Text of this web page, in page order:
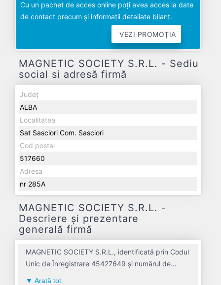
Cu un pachet de acces online poți avea acces la date
de contact precum și informații detaliate bilanț.
VEZI PROMOȚIA
MAGNETIC SOCIETY S.R.L. - Sediu
social si adresă firmă
Județ
ALBA
Localitatea
Sat Sasciori Com. Sasciori
Cod poștal
517660
Adresa
nr 285A
MAGNETIC SOCIETY S.R.L. -
Descriere și prezentare
generală firmă
MAGNETIC SOCIETY S.R.L., identificată prin Codul
Unic de Înregistrare 45427649 și numărul de
Arată tot